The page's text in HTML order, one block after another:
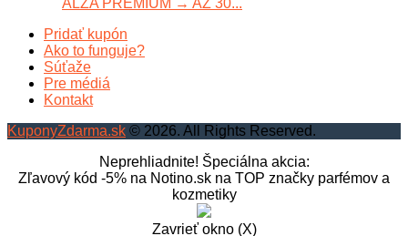
ALZA PREMIUM → AŽ 30...
Pridať kupón
Ako to funguje?
Súťaže
Pre médiá
Kontakt
KuponyZdarma.sk © 2026. All Rights Reserved.
Neprehliadnite! Špeciálna akcia:
Zľavový kód -5% na Notino.sk na TOP značky parfémov a
kozmetiky
Zavrieť okno (X)